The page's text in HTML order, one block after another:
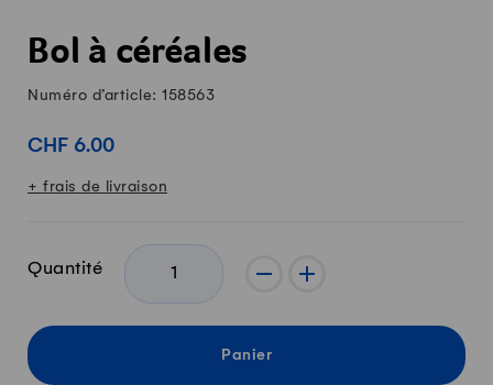
Bol à céréales
Numéro d’article: 158563
CHF 6.00
+ frais de livraison
Quantité - +
Panier